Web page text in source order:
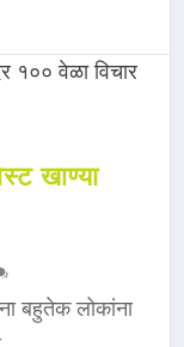
खाण्या
बहुतेक लोकांना